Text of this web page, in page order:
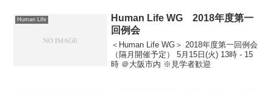
Human Life
Human Life WG 2018年度第一
回例会
＜Human Life WG＞ 2018年度第一回例会
（隔月開催予定） 5月15日(火) 13時 - 15
時 ＠大阪市内 ※見学者歓迎